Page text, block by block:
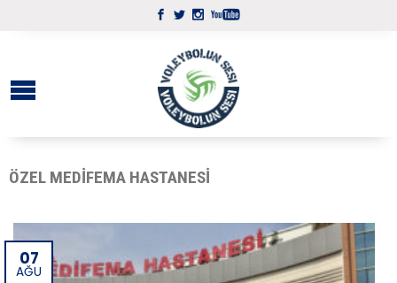
ÖZEL MEDIFEMA HASTANESI
07
AĞU